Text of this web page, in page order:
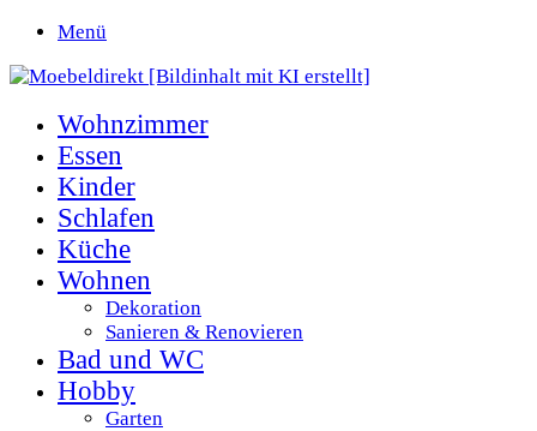
Menü
Wohnzimmer
Essen
Kinder
Schlafen
Küche
Wohnen
Dekoration
Sanieren & Renovieren
Bad und WC
Hobby
Garten